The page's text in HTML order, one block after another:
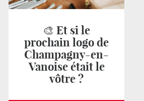
🎨 Et si le
prochain logo de
Champagny-en-
Vanoise était le
vôtre ?